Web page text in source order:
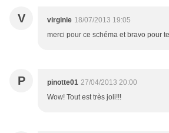
V virginie 18/07/2013 19:05
merci pour ce schéma et bravo pour
P pinotte01 27/04/2013 20:00
Wow! Tout est très joli!!!